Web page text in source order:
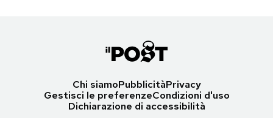
Chi siamoPubblicitàPrivacy
Gestisci le preferenzeCondizioni d'uso
Dichiarazione di accessibilità